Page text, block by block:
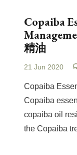
Copaiba
精油
21 Jun 2020
Copaiba
Copaiba
copaiba oil
the Copaiba